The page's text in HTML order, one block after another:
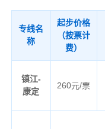
专线名
称
起步价格
（按票计
费）
镇江-
康定
260元/票